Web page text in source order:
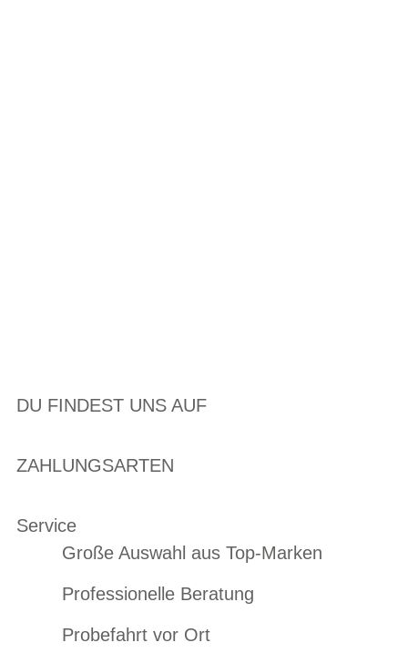
DU FINDEST UNS AUF
ZAHLUNGSARTEN
Service
Große Auswahl aus Top-Marken
Professionelle Beratung
Probefahrt vor Ort